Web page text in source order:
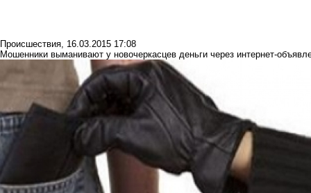
Происшествия, 16.03.2015 17:08
Мошенники выманивают у новочеркасцев деньги через интернет-